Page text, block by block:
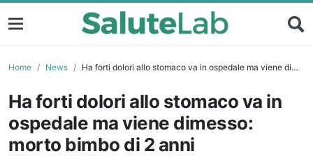
Home News Ha forti dolori allo stomaco va in ospedale ma viene dimesso: morto bimbo di 2 anni
Ha forti dolori allo stomaco va in
ospedale ma viene dimesso:
morto bimbo di 2 anni